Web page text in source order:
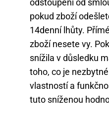
odstoupení od
pokud zboží
14denní lhůty.
zboží nesete vy.
snížila v důsledku
toho, co je
vlastností a
tuto sníženou